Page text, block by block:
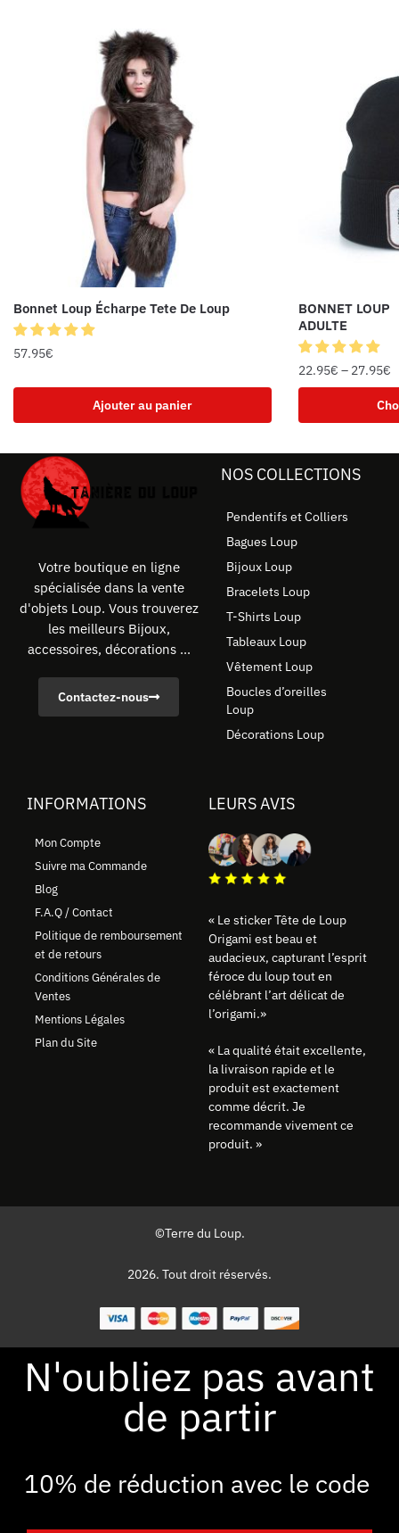
Bonnet Loup Écharpe Tete De Loup
57.95€
Ajouter au panier
BONNET LOUP
ADULTE
22.95€ – 27.95€
Votre boutique en ligne
spécialisée dans la vente
d'objets Loup. Vous trouverez
les meilleurs Bijoux,
accessoires, décorations ...
Contactez-nous
NOS COLLECTIONS
Pendentifs et Colliers
Bagues Loup
Bijoux Loup
Bracelets Loup
T-Shirts Loup
Tableaux Loup
Vêtement Loup
Boucles d’oreilles
Loup
Décorations Loup
INFORMATIONS
Mon Compte
Suivre ma Commande
Blog
F.A.Q / Contact
Politique de remboursement
et de retours
Conditions Générales de
Ventes
Mentions Légales
Plan du Site
LEURS AVIS
« Le sticker Tête de Loup
Origami est beau et
audacieux, capturant l’esprit
féroce du loup tout en
célébrant l’art délicat de
l’origami.»
« La qualité était excellente,
la livraison rapide et le
produit est exactement
comme décrit. Je
recommande vivement ce
produit. »
©Terre du Loup.
2026. Tout droit réservés.
N'oubliez pas avant
de partir
10% de réduction avec le code